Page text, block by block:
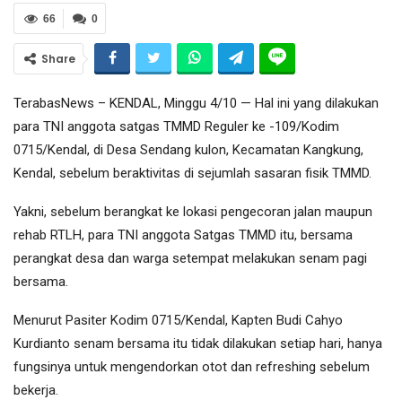
0
66
Share
TerabasNews – KENDAL, Minggu 4/10 — Hal ini yang dilakukan
para TNI anggota satgas TMMD Reguler ke -109/Kodim
0715/Kendal, di Desa Sendang kulon, Kecamatan Kangkung,
Kendal, sebelum beraktivitas di sejumlah sasaran fisik TMMD.
Yakni, sebelum berangkat ke lokasi pengecoran jalan maupun
rehab RTLH, para TNI anggota Satgas TMMD itu, bersama
perangkat desa dan warga setempat melakukan senam pagi
bersama.
Menurut Pasiter Kodim 0715/Kendal, Kapten Budi Cahyo
Kurdianto senam bersama itu tidak dilakukan setiap hari, hanya
fungsinya untuk mengendorkan otot dan refreshing sebelum
bekerja.